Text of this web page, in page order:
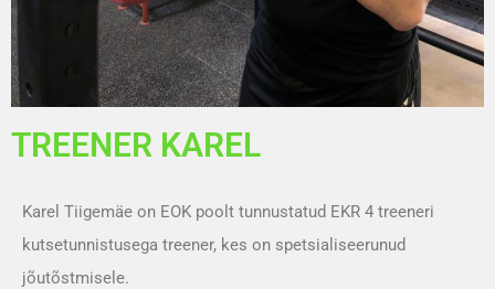
TREENER KAREL
Karel Tiigemäe on EOK poolt tunnustatud EKR 4 treeneri
kutsetunnistusega treener, kes on spetsialiseerunud
jõutõstmisele.